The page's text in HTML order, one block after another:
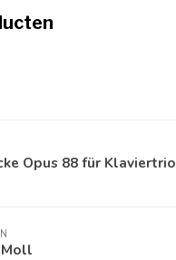
Opus 88 für Klaviertrio